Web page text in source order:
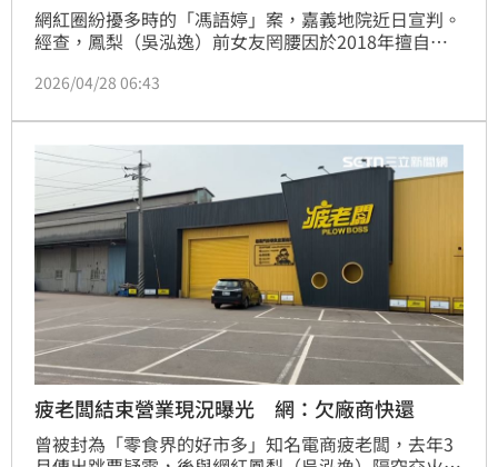
網紅圈紛擾多時的「馮語婷」案，嘉義地院近日宣判。
經查，鳳梨（吳泓逸）前女友罔腰因於2018年擅自解
拘役50日。而操作「馮語婷」帳號的高姓男子，因散布
罪、恐嚇危害安全罪。考量高男已支付30 萬元與鳳梨
和解，法院判處拘役50日，緩刑 2年。
2026/04/28 06:43
疲老闆結束營業現況曝光 網：欠廠商快還
曾被封為「零食界的好市多」知名電商疲老闆，去年3